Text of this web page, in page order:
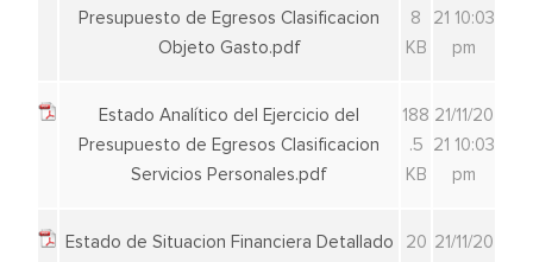
Presupuesto de Egresos Clasificacion
Objeto Gasto.pdf
8
KB
21 10:03
pm
Estado Analítico del Ejercicio del
Presupuesto de Egresos Clasificacion
Servicios Personales.pdf
188
.5
KB
21/11/20
21 10:03
pm
Estado de Situacion Financiera Detallado
20 21/11/20